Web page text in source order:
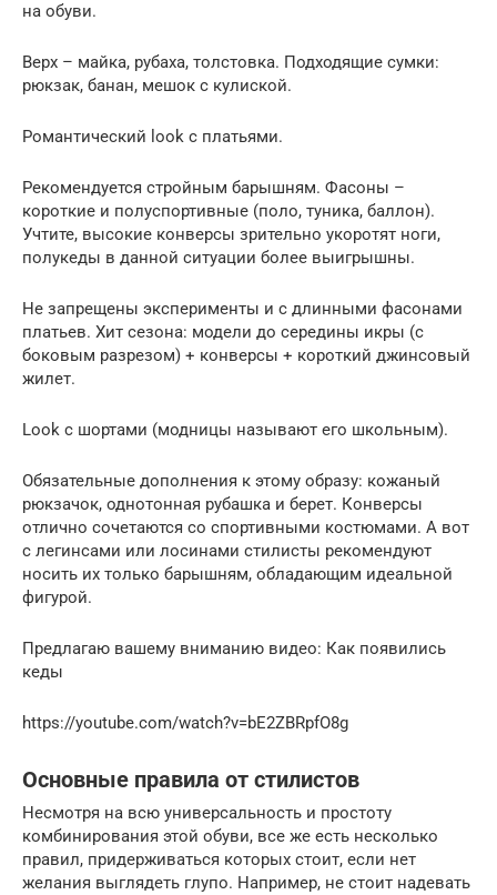
на обуви.
Верх – майка, рубаха, толстовка. Подходящие сумки:
рюкзак, банан, мешок с кулиской.
Романтический look с платьями.
Рекомендуется стройным барышням. Фасоны –
короткие и полуспортивные (поло, туника, баллон).
Учтите, высокие конверсы зрительно укоротят ноги,
полукеды в данной ситуации более выигрышны.
Не запрещены эксперименты и с длинными фасонами
платьев. Хит сезона: модели до середины икры (с
боковым разрезом) + конверсы + короткий джинсовый
жилет.
Look с шортами (модницы называют его школьным).
Обязательные дополнения к этому образу: кожаный
рюкзачок, однотонная рубашка и берет. Конверсы
отлично сочетаются со спортивными костюмами. А вот
с легинсами или лосинами стилисты рекомендуют
носить их только барышням, обладающим идеальной
фигурой.
Предлагаю вашему вниманию видео: Как появились
кеды
https://youtube.com/watch?v=bE2ZBRpfO8g
Основные правила от стилистов
Несмотря на всю универсальность и простоту
комбинирования этой обуви, все же есть несколько
правил, придерживаться которых стоит, если нет
желания выглядеть глупо. Например, не стоит надевать